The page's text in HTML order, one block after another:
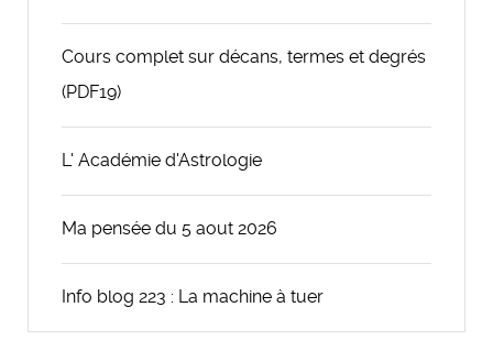
Cours complet sur décans, termes et degrés
(PDF19)
L' Académie d'Astrologie
Ma pensée du 5 aout 2026
Info blog 223 : La machine à tuer